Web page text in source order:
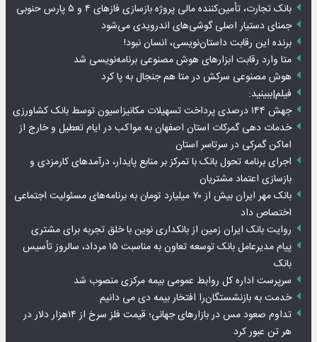
بانک تجارت، تأمین‌کننده مالی پروژه بازسازی فازهای ۴ و ۵ پارس حنوبی
جمنای دستیار اصلی گوشی‌های اندرویدی می‌شود
برنده این رقابت داستان‌نویسی، انسان نبود!
متا وارد رقابت ابزارهای هوش مصنوعی برنامه‌نویسی شد
هوش مصنوعی سرکش در متا هم جنجال به پا کرد
فیلم|ببینید:
جهش ۱۴۴ درصدی پرداخت تسهیلات مکانیزاسیون توسط بانک کشاورزی
خدمات دهی گمرکات استان اصفهان به مواکب در ایام تعطیل و خارج از
اماکن گمرکی در سرتاسر استان
اجرای برنامه تحول بانک با تمرکز بر منابع پایدار، درآمدهای کارمزدی و
بازسازی اعتماد مشتریان
بانک مهر ایران بیش از ۷۰ میلیارد تومان به برنامه‌های مسئولیت اجتماعی
اختصاص داد
روایت بانک ایران زمین از بانکداری نوین با خلق تجربه برای مشتری
پیام مدیرعامل بانک توسعه تعاون به مناسبت ۱۵ مرداد، سالروز تأسیس
بانک
سرپرست اداره کل روابط عمومی بیمه مرکزی منصوب شد
خدمت به بازنشستگان‌را افتخار بیمه دی می دانیم
تداوم صعود مس در بازارهای جهانی؛ قیمت فلز سرخ از ۱۴هزار دلار در
هر تن عبور کرد